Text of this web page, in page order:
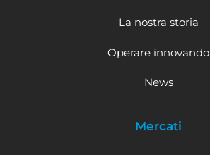
La nostra storia
Operare innovando
News
Mercati